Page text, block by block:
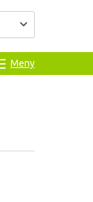
Meny